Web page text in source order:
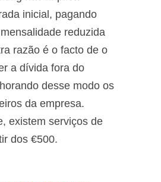
inicial, pagando
reduzida
razão é o facto de o
a dívida fora do
desse modo os
da empresa.
existem serviços de
dos €500.